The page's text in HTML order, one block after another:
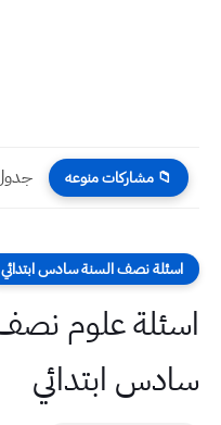
📁 مشاركات منوعه
اسئلة نصف السنة سادس ابتدائي
سادس ابتدائي